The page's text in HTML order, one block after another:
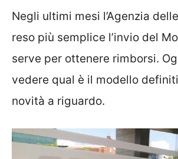
Negli ultimi mesi l’Agenzia
reso più semplice l’invio del
serve per ottenere rimborsi.
vedere qual è il modello
novità a riguardo.